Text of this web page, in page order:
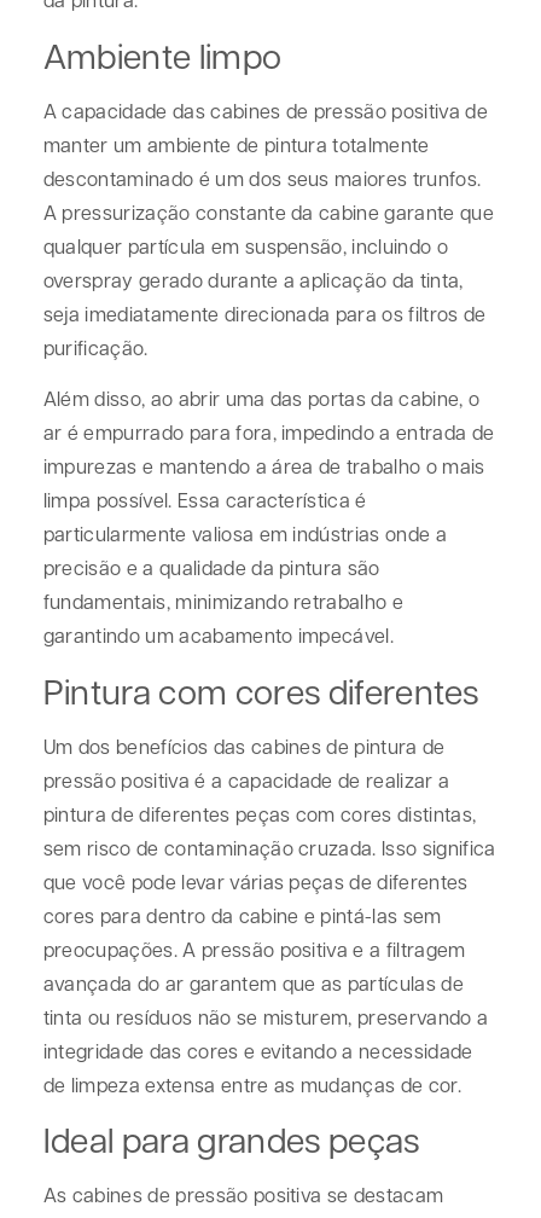
Ambiente limpo
A capacidade das cabines de pressão positiva de
manter um ambiente de pintura totalmente
descontaminado é um dos seus maiores trunfos.
A pressurização constante da cabine garante que
qualquer partícula em suspensão, incluindo o
overspray gerado durante a aplicação da tinta,
seja imediatamente direcionada para os filtros de
purificação.
Além disso, ao abrir uma das portas da cabine, o
ar é empurrado para fora, impedindo a entrada de
impurezas e mantendo a área de trabalho o mais
limpa possível. Essa característica é
particularmente valiosa em indústrias onde a
precisão e a qualidade da pintura são
fundamentais, minimizando retrabalho e
garantindo um acabamento impecável.
Pintura com cores diferentes
Um dos benefícios das cabines de pintura de
pressão positiva é a capacidade de realizar a
pintura de diferentes peças com cores distintas,
sem risco de contaminação cruzada. Isso significa
que você pode levar várias peças de diferentes
cores para dentro da cabine e pintá-las sem
preocupações. A pressão positiva e a filtragem
avançada do ar garantem que as partículas de
tinta ou resíduos não se misturem, preservando a
integridade das cores e evitando a necessidade
de limpeza extensa entre as mudanças de cor.
Ideal para grandes peças
As cabines de pressão positiva se destacam